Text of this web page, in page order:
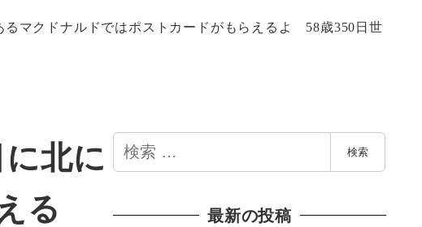
マクドナルドではポストカードがもらえるよ 58歳350日世
北に
る
検
索
検索
最新の投稿